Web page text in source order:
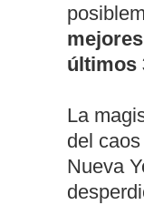
últimos
La
del
Nueva